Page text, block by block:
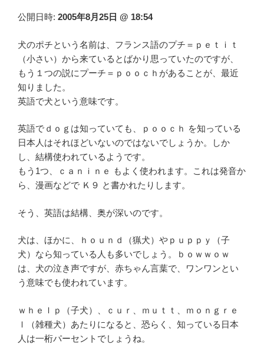
公開日時: 2005年8月25日 @ 18:54
犬のポチという名前は、フランス語のプチ＝ｐｅｔｉｔ
（小さい）から来ているとばかり思っていたのですが、
もう１つの説にプーチ＝ｐｏｏｃｈがあることが、最近
知りました。
英語で犬という意味です。
英語でｄｏｇは知っていても、ｐｏｏｃｈ を知っている
日本人はそれほどいないのではないでしょうか。しか
し、結構使われているようです。
もう1つ、ｃａｎｉｎｅ もよく使われます。これは発音か
ら、漫画などで Ｋ９ と書かれたりします。
そう、英語は結構、奥が深いのです。
犬は、ほかに、ｈｏｕｎｄ（猟犬）やｐｕｐｐｙ（子
犬）なら知っている人も多いでしょう。ｂｏｗｗｏｗ
は、犬の泣き声ですが、赤ちゃん言葉で、ワンワンとい
う意味でも使われています。
ｗｈｅｌｐ（子犬）、ｃｕｒ、ｍｕｔｔ、ｍｏｎｇｒｅ
ｌ（雑種犬）あたりになると、恐らく、知っている日本
人は一桁パーセントでしょうね。